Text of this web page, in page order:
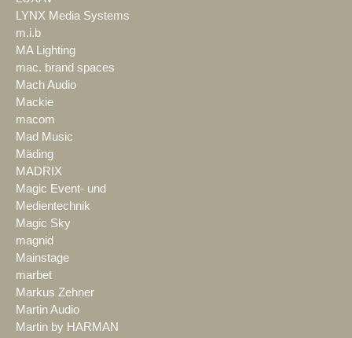
LYNX Media Systems
m.i.b
MA Lighting
mac. brand spaces
Mach Audio
Mackie
macom
Mad Music
Mäding
MADRIX
Magic Event- und
Medientechnik
Magic Sky
magnid
Mainstage
marbet
Markus Zehner
Martin Audio
Martin by HARMAN